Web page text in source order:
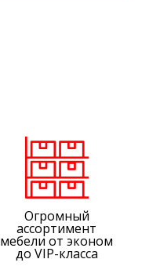
Огромный
ассортимент
мебели от эконом
до VIP-класса